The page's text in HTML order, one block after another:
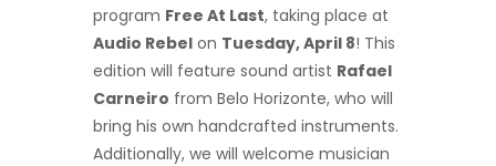
program Free At Last, taking place at
Audio Rebel on Tuesday, April 8! This
edition will feature sound artist Rafael
Carneiro from Belo Horizonte, who will
bring his own handcrafted instruments.
Additionally, we will welcome musician